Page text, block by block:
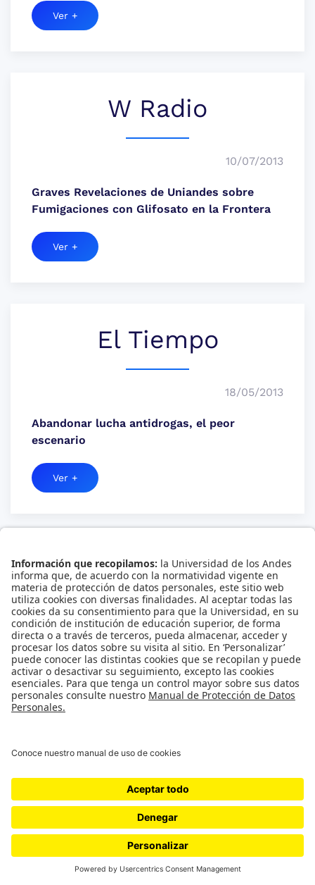
Ver +
W Radio
10/07/2013
Graves Revelaciones de Uniandes sobre
Fumigaciones con Glifosato en la Frontera
Ver +
El Tiempo
18/05/2013
Abandonar lucha antidrogas, el peor
escenario
Ver +
El Tiempo
15/04/2013
Los Costos del Proceso de Paz en Cuatro
Escenarios
Ver +
Portafolio
10/04/2013